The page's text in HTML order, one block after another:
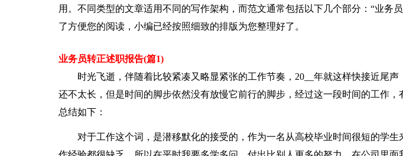
用。不同类型的文章适用不同的写作架构，而范文通常包括以下几个部分：“业务
了方便您的阅读，小编已经按照细致的排版为您整理好了。
业务员转正述职报告(篇1)
时光飞逝，伴随着比较紧凑又略显紧张的工作节奏，20__年就这样快接近尾声
还不太长，但是时间的脚步依然没有放慢它前行的脚步，经过这一段时间的工作，
总结如下：
对于工作这个词，是潜移默化的接受的，作为一名从高校毕业时间很短的学生